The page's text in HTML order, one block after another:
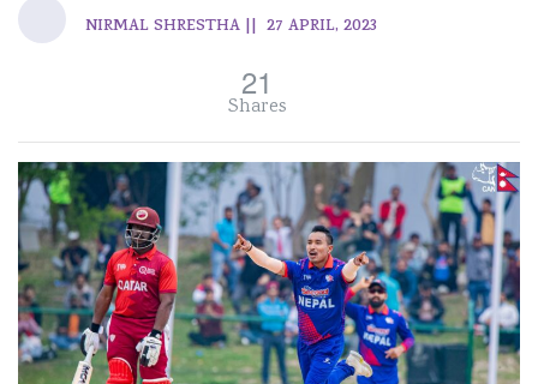
NIRMAL SHRESTHA || 27 APRIL, 2023
21
Shares